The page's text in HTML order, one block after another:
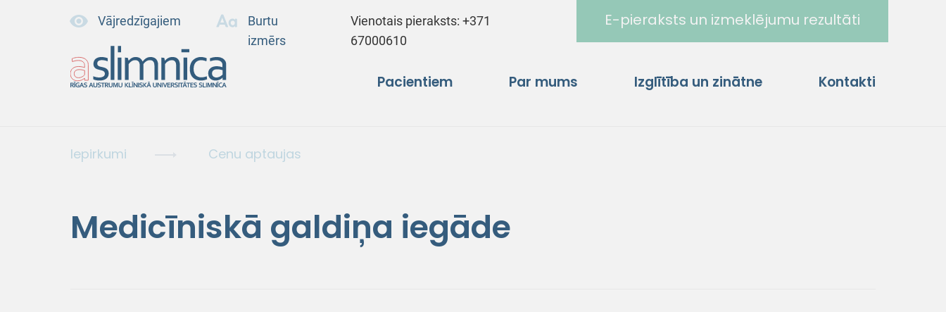
Vājredzīgajiem
Burtu
izmērs
Vienotais pieraksts:+371
67000610
E-pieraksts un izmeklējumu rezultāti
Pacientiem Par mums Izglītība un zinātne Kontakti
Iepirkumi Cenu aptaujas
Medicīniskā galdiņa iegāde